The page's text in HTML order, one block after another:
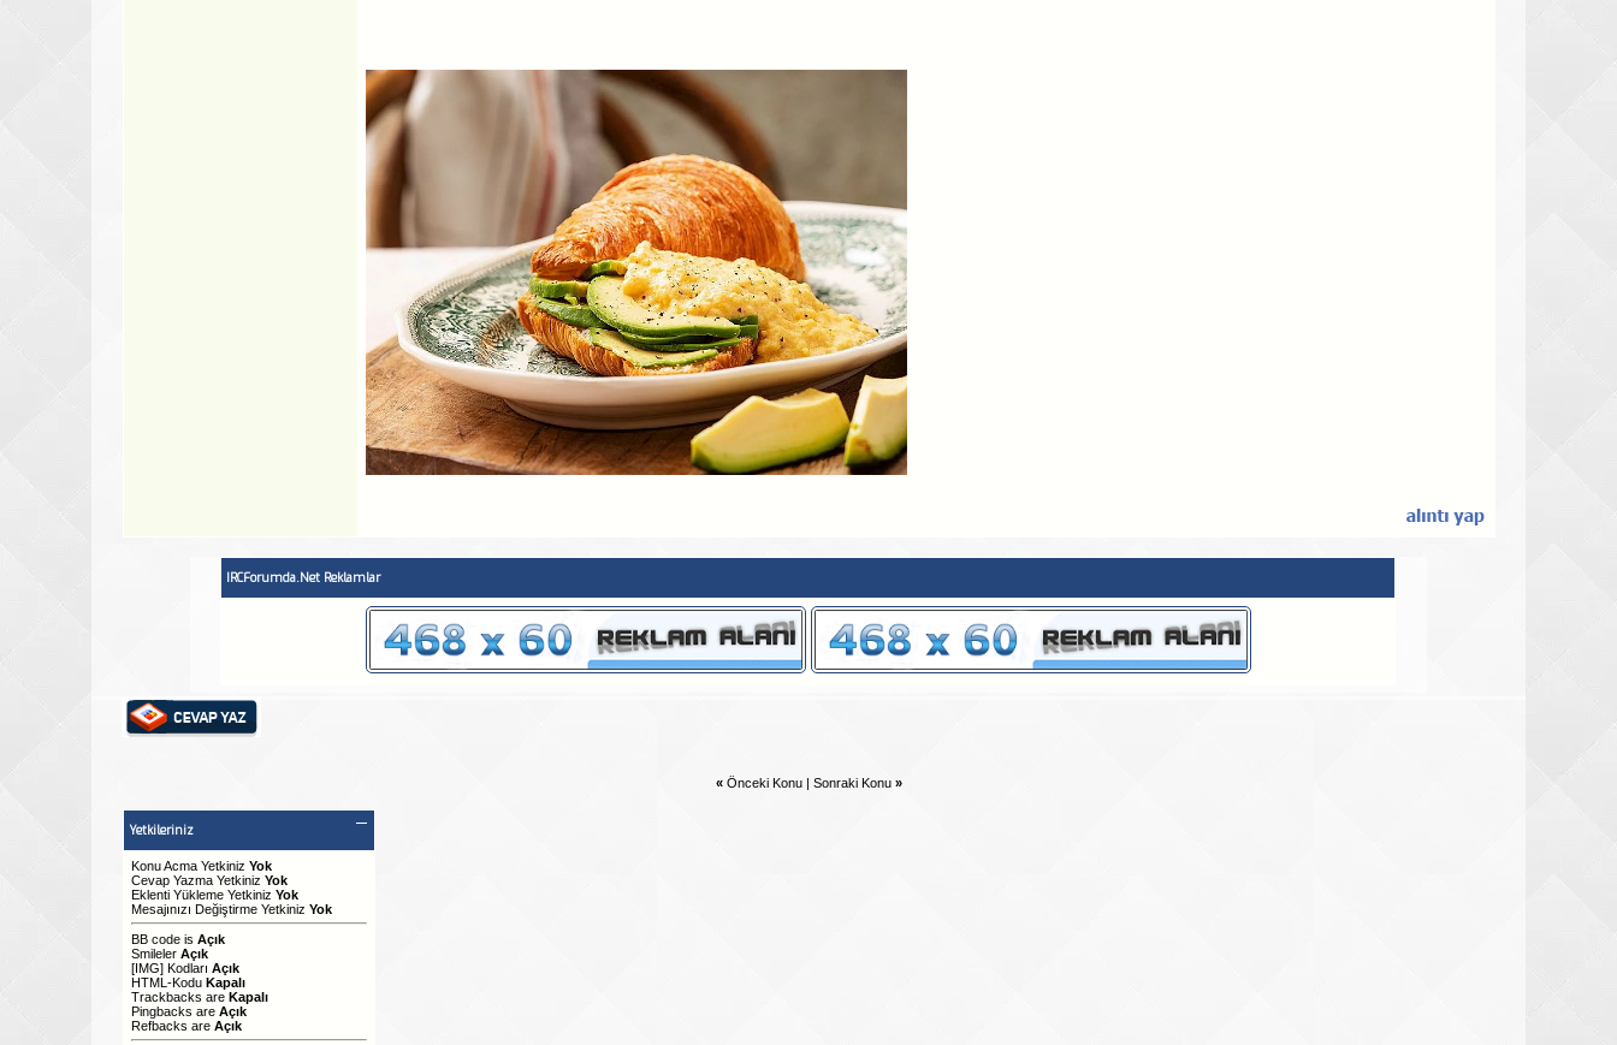
IRCForumda.Net Reklamlar
« Önceki Konu| Sonraki Konu »
Yetkileriniz
Konu Acma Yetkiniz Yok
Cevap Yazma Yetkiniz Yok
Eklenti Yükleme Yetkiniz Yok
Mesajınızı Değiştirme Yetkiniz Yok
BB codeis Açık
Smileler Açık
[IMG]Kodları Açık
HTML-Kodu Kapalı
Trackbacks are Kapalı
Pingbacks are Açık
Refbacks are Açık